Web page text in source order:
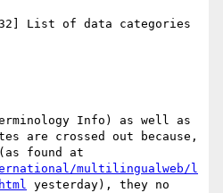
List of data categories
Info) as well as
are crossed out because,
multilingualweb/l
yesterday), they no